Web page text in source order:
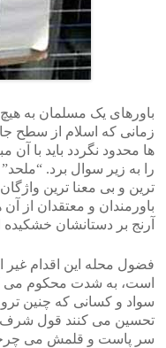
باورهای یک مسلمان به
زمانی که اسلام از سطح
ها محدود نگردد باید با
را به زیر سوال برد.
ترین و بی معنا ترین
باورمندان و معتقدان از
آرنج بر دستانشان
فضول محله این اقدام
است، به شدت محکوم می
سواد و کسانی که چنین
تحسین می کنند قول شرف
سر پاست و قلمش می